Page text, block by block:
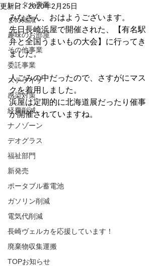
レンタル事業
まめ知識
趣味のお部屋
その他事業
委託事業
ステライザ
感染対策
経費削減
ナノゾーン
デオグラス
福祉部門
新発売
ポータブル蓄電池
ガソリン削減
電気代削減
長崎ヴェルカを応援しています！
廃棄物収集運搬
TOPお知らせ
更新日：2020年2月25日
みなさん、おはようございます。
先日長崎浜屋で開催された、【有名駅
弁と全国うまいもの大会】に行ってき
ました。
人ごみの中だったので、さすがにマス
クを着用しました。
浜屋は定期的に北海道展だったり催事
が開催されていますね。